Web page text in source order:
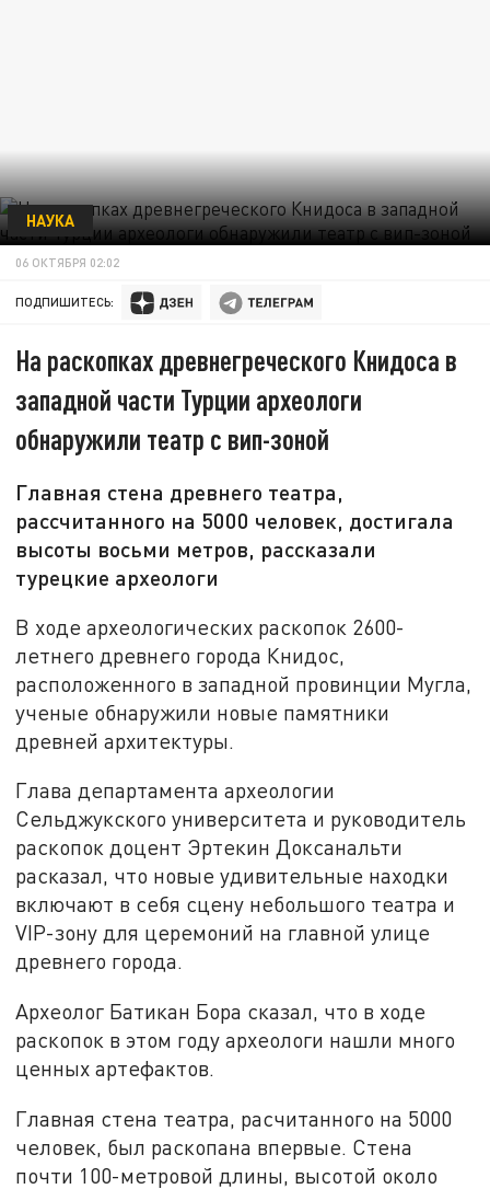
НАУКА
06 ОКТЯБРЯ 02:02
ПОДПИШИТЕСЬ:
На раскопках древнегреческого Книдоса в
западной части Турции археологи
обнаружили театр с вип-зоной
Главная стена древнего театра,
рассчитанного на 5000 человек, достигала
высоты восьми метров, рассказали
турецкие археологи
В ходе археологических раскопок 2600-
летнего древнего города Книдос,
расположенного в западной провинции Мугла,
ученые обнаружили новые памятники
древней архитектуры.
Глава департамента археологии
Сельджукского университета и руководитель
раскопок доцент Эртекин Доксанальти
расказал, что новые удивительные находки
включают в себя сцену небольшого театра и
VIP-зону для церемоний на главной улице
древнего города.
Археолог Батикан Бора сказал, что в ходе
раскопок в этом году археологи нашли много
ценных артефактов.
Главная стена театра, расчитанного на 5000
человек, был раскопана впервые. Стена
почти 100-метровой длины, высотой около